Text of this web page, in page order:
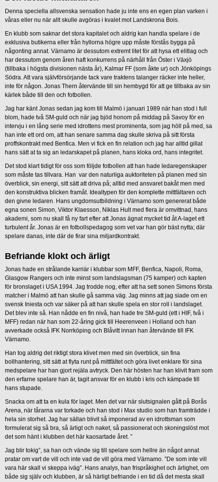
Denna speciella allsvenska sensation hade ju inte ens en egen plan varken i
våras eller nu när allt skulle avgöras i kvalet mot Landskrona Bois.
En klubb som saknar det stora kapitalet och aldrig kan handla spelare i de
exklusiva butikerna eller från hyllorna högre upp måste förstås bygga på
någonting annat. Värnamo är dessutom extremt litet för att hysa ett elitlag och
har dessutom genom åren haft konkurrens på närhåll från Öster i Växjö
(tillbaka i högsta divisionen nästa år), Kalmar FF (som åkte ur) och Jönköpings
Södra. Att vara självförsörjande tack vare traktens talanger räcker inte heller,
inte för någon. Jonas Thern återvände till sin hembygd för att ge tillbaka av sin
kärlek både till den och fotbollen.
Jag har känt Jonas sedan jag kom till Malmö i januari 1989 när han stod i full
blom, hade två SM-guld och när jag bjöd honom på middag på Savoy för en
intervju i en lång serie med idrottens mest prominenta, som jag höll på med, sa
han inte ett ord om, att han senare samma dag skulle skriva på sitt första
proffskontrakt med Benfica. Men vi fick en fin relation och jag har alltid gillat
hans sätt at ta sig an ledarskapet på planen, hans kloka ord, hans integritet.
Det stod klart tidigt för oss som följde fotbollen att han hade ledaregenskaper
som måste tas tillvara. Han var den naturliga auktoriteten på planen med sin
överblick, sin energi, sitt sätt att driva på; alltid med ansvaret bakåt men med
den konstruktiva blicken framåt. Idealtypen för den komplette mittfältaren och
den givne ledaren. Hans ungdomsutbildning i Värnamo som genererat både
egna sonen Simon, Viktor Klaesson, Niklas Hult med flera är omvittnad, hans
akademi, som nu skall få ny fart efter att Jonas ägnat mycket tid åt A-laget ett
turbulent år. Jonas är en fotbollspedagog som vet var han gör bäst nytta; där
spelare danas, inte där de firar sina miljardkontrakt.
Befriande klokt och ärligt
Jonas hade en strålande karriär i klubbar som MFF, Benfica, Napoli, Roma,
Glasgow Rangers och inte minst som landslagsman (75 kamper) och kapten
för bronslaget i USA 1994. Jag trodde nog, efter att ha sett sonen Simons första
matcher i Malmö att han skulle gå samma väg. Jag minns att jag siade om en
svensk Iniesta och var säker på att han skulle spela en stor roll i landslaget.
Det blev inte så. Han nådde en fin nivå, han hade tre SM-guld (ett i HIF, två i
MFF) redan när han som 22-åring gick till Heerenveen i Holland och han
avverkade också IFK Norrköping och Blåvitt innan han återvände till IFK
Värnamo.
Han tog aldrig det riktigt stora klivet men med sin överblick, sin fina
bollhantering, sitt sätt at flyta runt på mittfältet och göra livet enklare för sina
medspelare har han gjort rejäla avtryck. Den här hösten har han klivit fram som
den erfarne spelare han är, tagit ansvar för en klubb i kris och kämpade till
hans stupade.
Snacka om att ta en kula för laget. Men det var när slutsignalen gått på Borås
Arena, när tårarna var torkade och han stod i Max studio som han framträdde i
hela sin storhet. Jag har sällan blivit så imponerad av en idrottsman som
formulerat sig så bra, så ärligt och naket, så passionerat och skoningslöst mot
det som hänt i klubben det här kaosartade året. ”
Jag blir tokig”, sa han och vände sig till spelare som hellre än något annat
pratar om vart de vill och inte vad de vill göra med Värnamo. ”De som inte vill
vara här skall vi skeppa iväg”. Hans analys, han frispråkighet och ärlighet, om
både sig själv och klubben, är så härligt befriande i en tid då det mesta skall